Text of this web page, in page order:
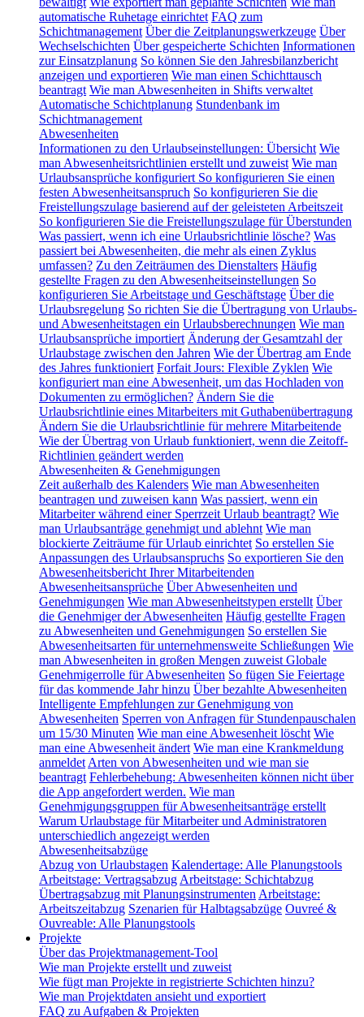
automatische Ruhetage einrichtet FAQ zum
Schichtmanagement Über die Zeitplanungswerkzeuge Über
Wechselschichten Über gespeicherte Schichten Informationen
zur Einsatzplanung So können Sie den Jahresbilanzbericht
anzeigen und exportieren Wie man einen Schichttausch
beantragt Wie man Abwesenheiten in Shifts verwaltet
Automatische Schichtplanung Stundenbank im
Schichtmanagement
Abwesenheiten
Informationen zu den Urlaubseinstellungen: Übersicht Wie
man Abwesenheitsrichtlinien erstellt und zuweist Wie man
Urlaubsansprüche konfiguriert So konfigurieren Sie einen
festen Abwesenheitsanspruch So konfigurieren Sie die
Freistellungszulage basierend auf der geleisteten Arbeitszeit
So konfigurieren Sie die Freistellungszulage für Überstunden
Was passiert, wenn ich eine Urlaubsrichtlinie lösche? Was
passiert bei Abwesenheiten, die mehr als einen Zyklus
umfassen? Zu den Zeiträumen des Dienstalters Häufig
gestellte Fragen zu den Abwesenheitseinstellungen So
konfigurieren Sie Arbeitstage und Geschäftstage Über die
Urlaubsregelung So richten Sie die Übertragung von Urlaubs-
und Abwesenheitstagen ein Urlaubsberechnungen Wie man
Urlaubsansprüche importiert Änderung der Gesamtzahl der
Urlaubstage zwischen den Jahren Wie der Übertrag am Ende
des Jahres funktioniert Forfait Jours: Flexible Zyklen Wie
konfiguriert man eine Abwesenheit, um das Hochladen von
Dokumenten zu ermöglichen? Ändern Sie die
Urlaubsrichtlinie eines Mitarbeiters mit Guthabenübertragung
Ändern Sie die Urlaubsrichtlinie für mehrere Mitarbeitende
Wie der Übertrag von Urlaub funktioniert, wenn die Zeitoff-
Richtlinien geändert werden
Abwesenheiten & Genehmigungen
Zeit außerhalb des Kalenders Wie man Abwesenheiten
beantragen und zuweisen kann Was passiert, wenn ein
Mitarbeiter während einer Sperrzeit Urlaub beantragt? Wie
man Urlaubsanträge genehmigt und ablehnt Wie man
blockierte Zeiträume für Urlaub einrichtet So erstellen Sie
Anpassungen des Urlaubsanspruchs So exportieren Sie den
Abwesenheitsbericht Ihrer Mitarbeitenden
Abwesenheitsansprüche Über Abwesenheiten und
Genehmigungen Wie man Abwesenheitstypen erstellt Über
die Genehmiger der Abwesenheiten Häufig gestellte Fragen
zu Abwesenheiten und Genehmigungen So erstellen Sie
Abwesenheitsarten für unternehmensweite Schließungen Wie
man Abwesenheiten in großen Mengen zuweist Globale
Genehmigerrolle für Abwesenheiten So fügen Sie Feiertage
für das kommende Jahr hinzu Über bezahlte Abwesenheiten
Intelligente Empfehlungen zur Genehmigung von
Abwesenheiten Sperren von Anfragen für Stundenpauschalen
um 15/30 Minuten Wie man eine Abwesenheit löscht Wie
man eine Abwesenheit ändert Wie man eine Krankmeldung
anmeldet Arten von Abwesenheiten und wie man sie
beantragt Fehlerbehebung: Abwesenheiten können nicht über
die App angefordert werden. Wie man
Genehmigungsgruppen für Abwesenheitsanträge erstellt
Warum Urlaubstage für Mitarbeiter und Administratoren
unterschiedlich angezeigt werden
Abwesenheitsabzüge
Abzug von Urlaubstagen Kalendertage: Alle Planungstools
Arbeitstage: Vertragsabzug Arbeitstage: Schichtabzug
Übertragsabzug mit Planungsinstrumenten Arbeitstage:
Arbeitszeitabzug Szenarien für Halbtagsabzüge Ouvreé &
Ouvreable: Alle Planungstools
Projekte
Über das Projektmanagement-Tool
Wie man Projekte erstellt und zuweist
Wie fügt man Projekte in registrierte Schichten hinzu?
Wie man Projektdaten ansieht und exportiert
FAQ zu Aufgaben & Projekten